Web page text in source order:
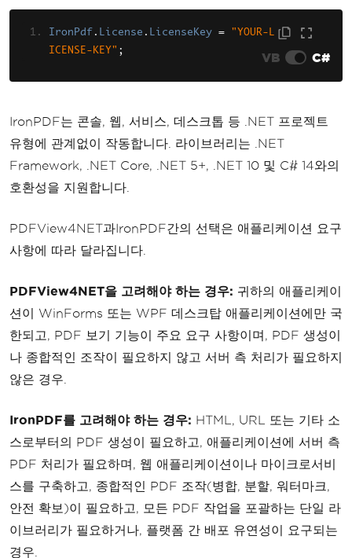
IronPdf . License . LicenseKey =
"YOUR-L
ICENSE-KEY" ; VB C#
IronPDF는 콘솔, 웹, 서비스, 데스크톱 등 .NET 프로젝트
유형에 관계없이 작동합니다. 라이브러리는 .NET
Framework, .NET Core, .NET 5+, .NET 10 및 C# 14와의
호환성을 지원합니다.
PDFView4NET과IronPDF간의 선택은 애플리케이션 요구
사항에 따라 달라집니다.
PDFView4NET을 고려해야 하는 경우: 귀하의 애플리케이
션이 WinForms 또는 WPF 데스크탑 애플리케이션에만 국
한되고, PDF 보기 기능이 주요 요구 사항이며, PDF 생성이
나 종합적인 조작이 필요하지 않고 서버 측 처리가 필요하지
않은 경우.
IronPDF를 고려해야 하는 경우: HTML, URL 또는 기타 소
스로부터의 PDF 생성이 필요하고, 애플리케이션에 서버 측
PDF 처리가 필요하며, 웹 애플리케이션이나 마이크로서비
스를 구축하고, 종합적인 PDF 조작(병합, 분할, 워터마크,
안전 확보)이 필요하고, 모든 PDF 작업을 포괄하는 단일 라
이브러리가 필요하거나, 플랫폼 간 배포 유연성이 요구되는
경우.